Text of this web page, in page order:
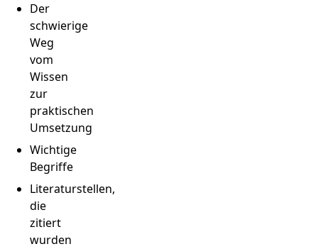
Der
schwierige
Weg
vom
Wissen
zur
praktischen
Umsetzung
Wichtige
Begriffe
Literaturstellen,
die
zitiert
wurden